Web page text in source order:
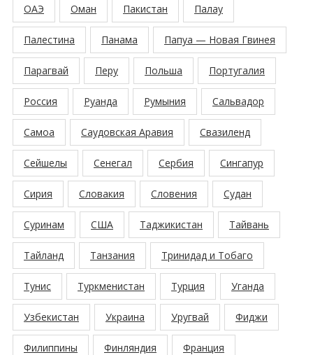
ОАЭ Оман Пакистан Палау
Палестина Панама Папуа — Новая Гвинея
Парагвай Перу Польша Португалия
Россия Руанда Румыния Сальвадор
Самоа Саудовская Аравия Свазиленд
Сейшелы Сенегал Сербия Сингапур
Сирия Словакия Словения Судан
Суринам США Таджикистан Тайвань
Тайланд Танзания Тринидад и Тобаго
Тунис Туркменистан Турция Уганда
Узбекистан Украина Уругвай Фиджи
Филиппины Финляндия Франция